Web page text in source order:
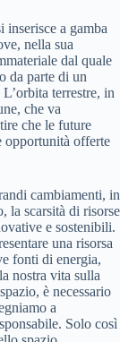
inserisce a gamba
nella sua
dal quale
da parte di un
terrestre, in
che va
che le future
opportunità offerte
cambiamenti, in
la scarsità di risorse
e sostenibili.
una risorsa
fonti di energia,
nostra vita sulla
è necessario
a
Solo così